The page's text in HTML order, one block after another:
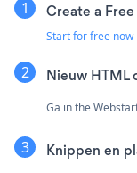
Create a
Start for free now
Nieuw HTML
Ga in the
Knippen en